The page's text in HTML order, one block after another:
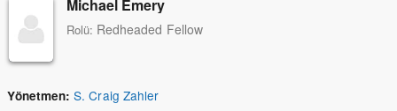
Michael Emery
Rolü: Redheaded Fellow
Yönetmen: S. Craig Zahler